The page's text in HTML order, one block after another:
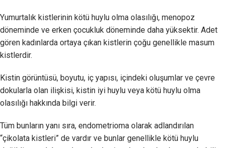
Yumurtalık kistlerinin kötü huylu olma olasılığı, menopoz
döneminde ve erken çocukluk döneminde daha yüksektir. Adet
gören kadınlarda ortaya çıkan kistlerin çoğu genellikle masum
kistlerdir.
Kistin görüntüsü, boyutu, iç yapısı, içindeki oluşumlar ve çevre
dokularla olan ilişkisi, kistin iyi huylu veya kötü huylu olma
olasılığı hakkında bilgi verir.
Tüm bunların yanı sıra, endometrioma olarak adlandırılan
“çikolata kistleri” de vardır ve bunlar genellikle kötü huylu